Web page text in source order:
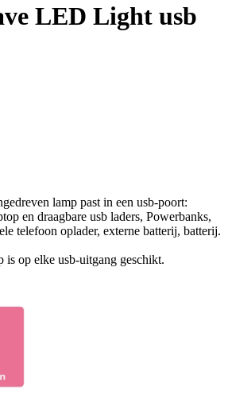
LED Light usb
lamp past in een usb-poort:
en draagbare usb laders, Powerbanks,
telefoon oplader, externe batterij, batterij.
op elke usb-uitgang geschikt.